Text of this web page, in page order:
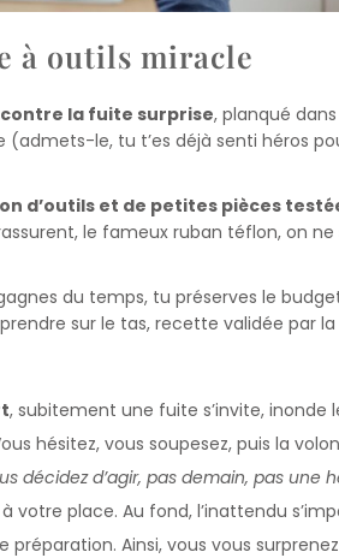
à outils miracle
la fuite surprise, planqué
(admets-le, tu t’es déjà senti héros
d’outils et de petites pièces
le fameux ruban téflon, on ne
du temps, tu préserves le
sur le tas, recette validée par
, subitement une fuite s’invite, inonde
hésitez, vous soupesez, puis la
décidez d’agir, pas demain, pas une
place. Au fond, l’inattendu
Ainsi, vous vous